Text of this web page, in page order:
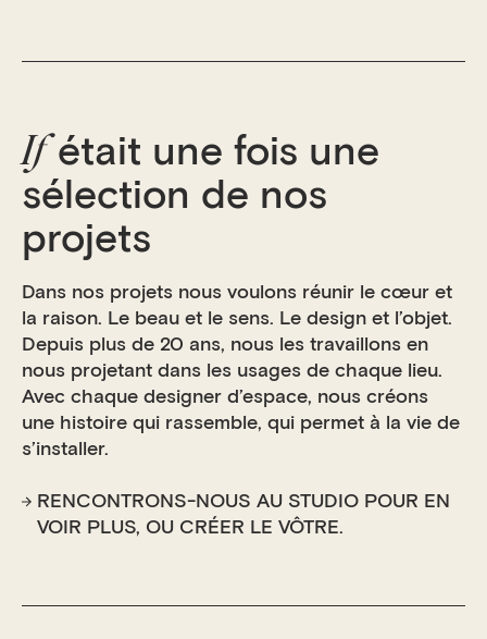
Ifétait une fois une
sélection de nos
projets
Dans nos projets nous voulons réunir le cœur et
la raison. Le beau et le sens. Le design et l’objet.
Depuis plus de 20 ans, nous les travaillons en
nous projetant dans les usages de chaque lieu.
Avec chaque designer d’espace, nous créons
une histoire qui rassemble, qui permet à la vie de
s’installer.
RENCONTRONS-NOUS AU STUDIO POUR EN
VOIR PLUS, OU CRÉER LE VÔTRE.